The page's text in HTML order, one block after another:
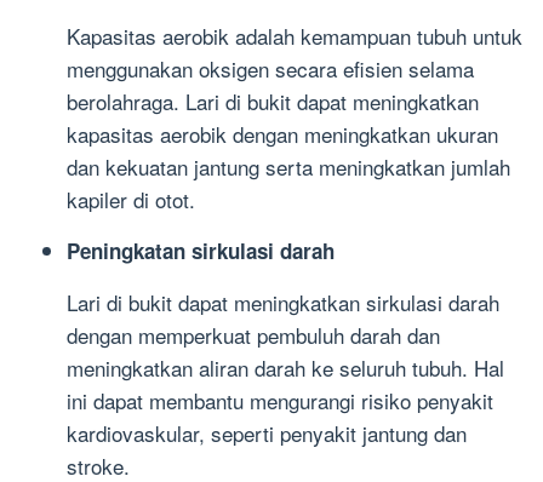
Kapasitas aerobik adalah kemampuan tubuh untuk
menggunakan oksigen secara efisien selama
berolahraga. Lari di bukit dapat meningkatkan
kapasitas aerobik dengan meningkatkan ukuran
dan kekuatan jantung serta meningkatkan jumlah
kapiler di otot.
Peningkatan sirkulasi darah
Lari di bukit dapat meningkatkan sirkulasi darah
dengan memperkuat pembuluh darah dan
meningkatkan aliran darah ke seluruh tubuh. Hal
ini dapat membantu mengurangi risiko penyakit
kardiovaskular, seperti penyakit jantung dan
stroke.